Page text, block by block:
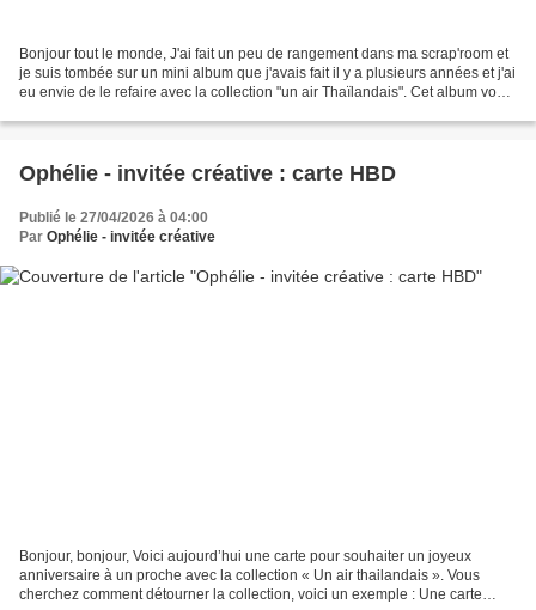
Bonjour tout le monde, J'ai fait un peu de rangement dans ma scrap'room et
je suis tombée sur un mini album que j'avais fait il y a plusieurs années et j'ai
eu envie de le refaire avec la collection "un air Thaïlandais". Cet album vous
Ophélie - invitée créative : carte HBD
Publié le 27/04/2026 à 04:00
Par Ophélie - invitée créative
Bonjour, bonjour, Voici aujourd’hui une carte pour souhaiter un joyeux
anniversaire à un proche avec la collection « Un air thailandais ». Vous
cherchez comment détourner la collection, voici un exemple : Une carte